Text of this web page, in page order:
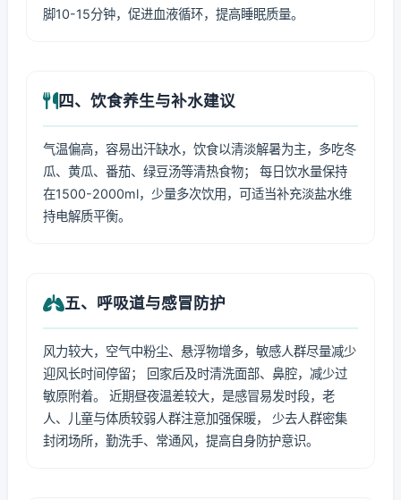
脚10-15分钟，促进血液循环，提高睡眠质量。
四、饮食养生与补水建议
气温偏高，容易出汗缺水，饮食以清淡解暑为主，多吃冬
瓜、黄瓜、番茄、绿豆汤等清热食物； 每日饮水量保持
在1500-2000ml，少量多次饮用，可适当补充淡盐水维
持电解质平衡。
五、呼吸道与感冒防护
风力较大，空气中粉尘、悬浮物增多，敏感人群尽量减少
迎风长时间停留； 回家后及时清洗面部、鼻腔，减少过
敏原附着。 近期昼夜温差较大，是感冒易发时段，老
人、儿童与体质较弱人群注意加强保暖， 少去人群密集
封闭场所，勤洗手、常通风，提高自身防护意识。